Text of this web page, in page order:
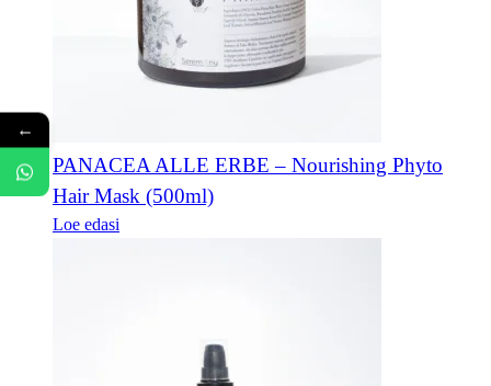
PANACEA ALLE ERBE – Nourishing Phyto
Hair Mask (500ml)
Loe edasi
←